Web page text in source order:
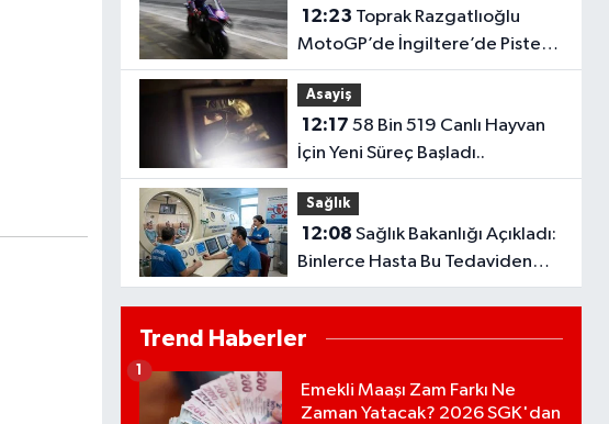
12:23
MotoGP’de İngiltere’de Piste
Çıkıyor!
Asayiş
12:17
İçin Yeni Süreç Başladı..
Sağlık
12:08
Binlerce Hasta Bu Tedaviden
Faydalandı! Rakam Dikkat Çekti..
Trend Haberler
Emekli Maaşı Zam Farkı Ne
Zaman Yatacak? 2026 SGK'dan
1